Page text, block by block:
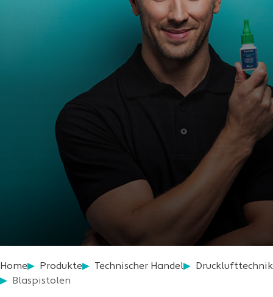
Home Produkte Technischer Handel
Drucklufttechnik
Blaspistolen